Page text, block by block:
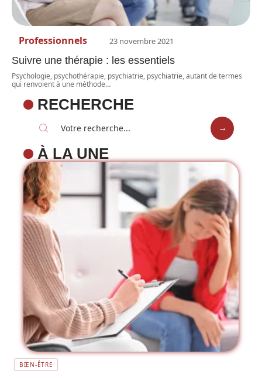
Professionnels 23 novembre 2021
Suivre une thérapie : les essentiels
Psychologie, psychothérapie, psychiatrie, psychiatrie, autant de termes
qui renvoient à une méthode…
RECHERCHE
À LA UNE
BIEN-ÊTRE